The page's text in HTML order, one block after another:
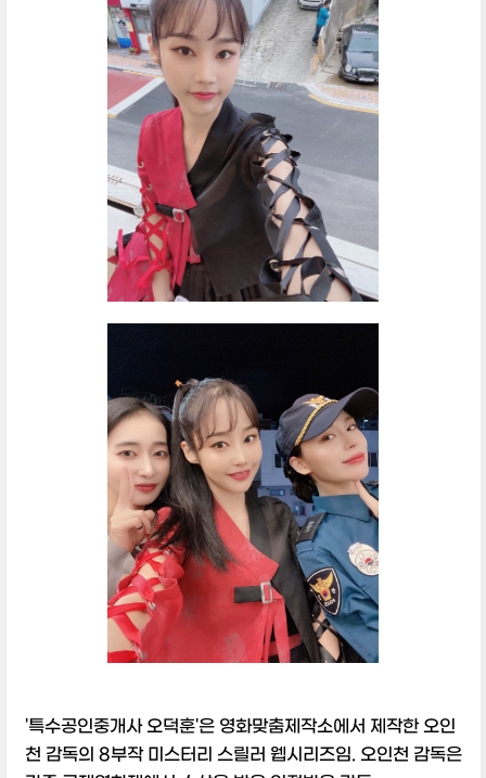
'특수공인중개사 오덕훈'은 영화맞춤제작소에서 제작한 오인
천 감독의 8부작 미스터리 스릴러 웹시리즈임. 오인천 감독은